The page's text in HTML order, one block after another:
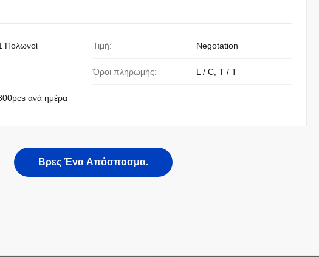
Πολωνοί Τιμή: Negotation
Όροι πληρωμής: L / C, T / T
ανά ημέρα
Βρες Ένα Απόσπασμα.